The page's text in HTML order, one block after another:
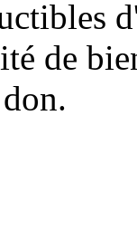
de